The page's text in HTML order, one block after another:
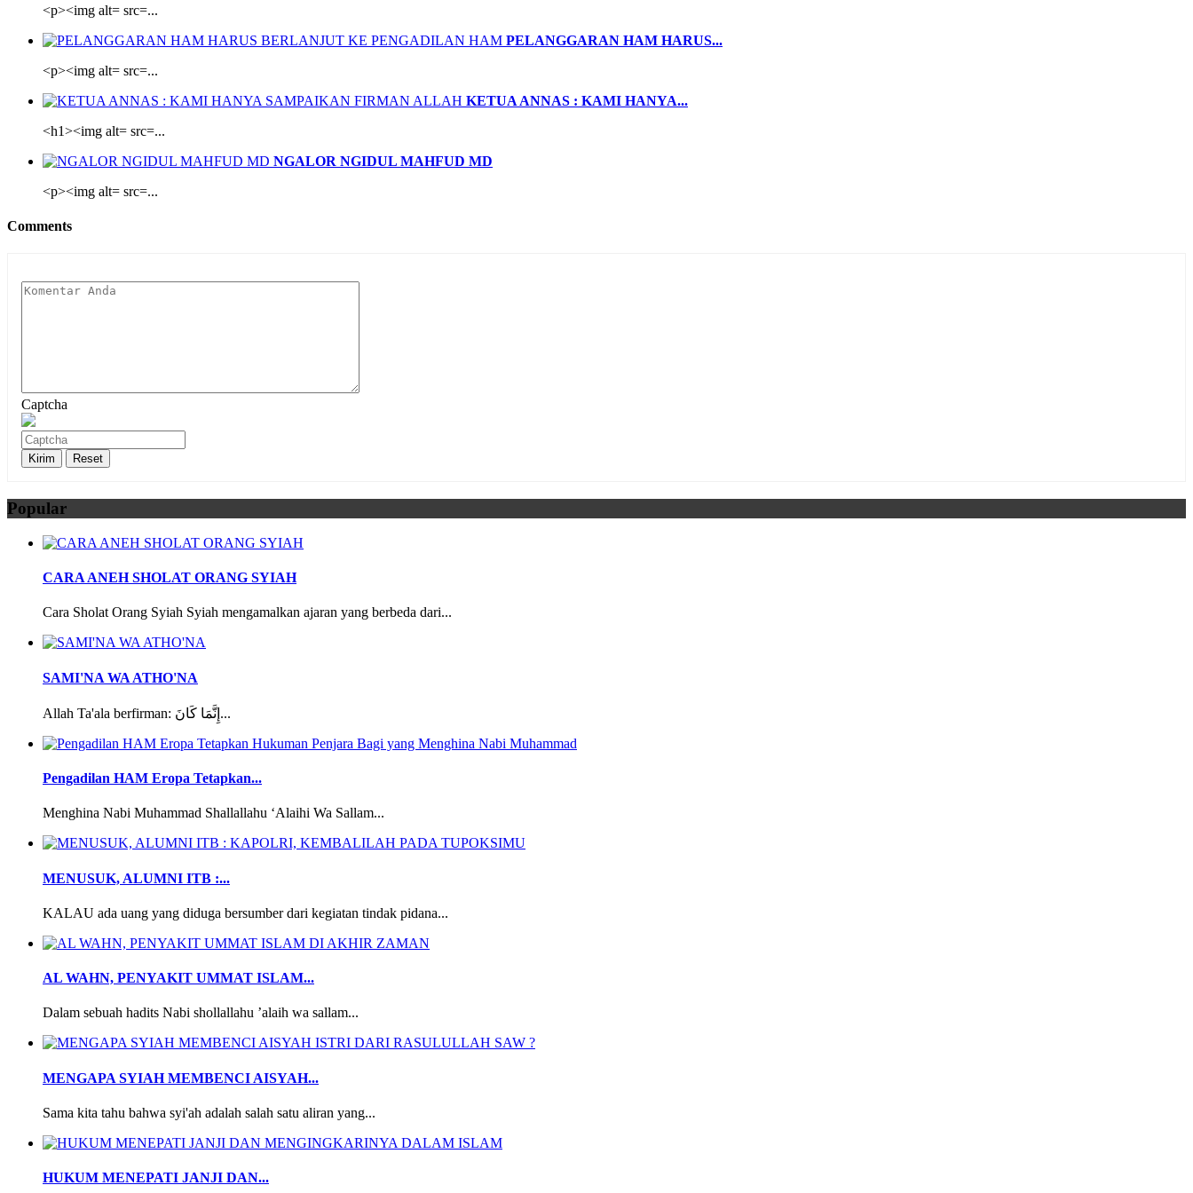
<p><img alt= src=...
PELANGGARAN HAM HARUS...
<p><img alt= src=...
KETUA ANNAS : KAMI HANYA...
<h1><img alt= src=...
NGALOR NGIDUL MAHFUD MD
<p><img alt= src=...
Comments
Captcha
Popular
CARA ANEH SHOLAT ORANG SYIAH
Cara Sholat Orang Syiah Syiah mengamalkan ajaran yang berbeda dari...
SAMI'NA WA ATHO'NA
Allah Ta'ala berfirman: إِنَّمَا كَانَ...
Pengadilan HAM Eropa Tetapkan...
Menghina Nabi Muhammad Shallallahu ‘Alaihi Wa Sallam...
MENUSUK, ALUMNI ITB :...
KALAU ada uang yang diduga bersumber dari kegiatan tindak pidana...
AL WAHN, PENYAKIT UMMAT ISLAM...
Dalam sebuah hadits Nabi shollallahu ’alaih wa sallam...
MENGAPA SYIAH MEMBENCI AISYAH...
Sama kita tahu bahwa syi'ah adalah salah satu aliran yang...
HUKUM MENEPATI JANJI DAN...